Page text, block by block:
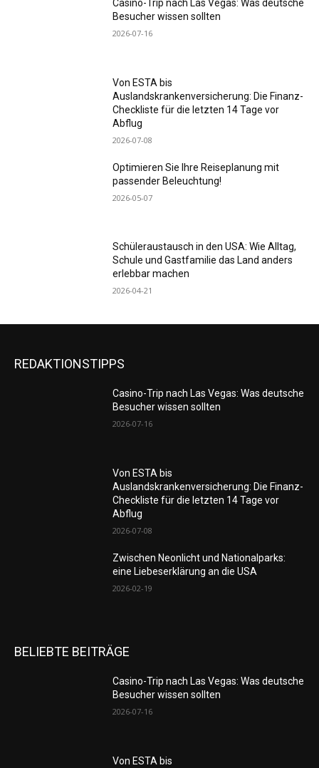
Casino-Trip nach Las Vegas: Was deutsche
Besucher wissen sollten
2026-07-16
Von ESTA bis
Auslandskrankenversicherung: Die Finanz-
Checkliste für die letzten 14 Tage vor
Abflug
2026-07-08
Optimieren Sie Ihre Reiseplanung mit
passender Beleuchtung!
2026-05-07
Schüleraustausch in den USA: Wie Alltag,
Schule und Gastfamilie das Land anders
erlebbar machen
2026-04-21
REDAKTIONSTIPPS
Casino-Trip nach Las Vegas: Was deutsche
Besucher wissen sollten
2026-07-16
Von ESTA bis
Auslandskrankenversicherung: Die Finanz-
Checkliste für die letzten 14 Tage vor
Abflug
2026-07-08
Zwischen Neonlicht und Nationalparks:
eine Liebeserklärung an die USA
2026-02-19
BELIEBTE BEITRÄGE
Casino-Trip nach Las Vegas: Was deutsche
Besucher wissen sollten
2026-07-16
Von ESTA bis